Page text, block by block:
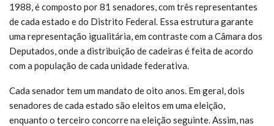
1988, é composto por 81 senadores, com três representantes
de cada estado e do Distrito Federal. Essa estrutura garante
uma representação igualitária, em contraste com a Câmara dos
Deputados, onde a distribuição de cadeiras é feita de acordo
com a população de cada unidade federativa.
Cada senador tem um mandato de oito anos. Em geral, dois
senadores de cada estado são eleitos em uma eleição,
enquanto o terceiro concorre na eleição seguinte. Assim, nas